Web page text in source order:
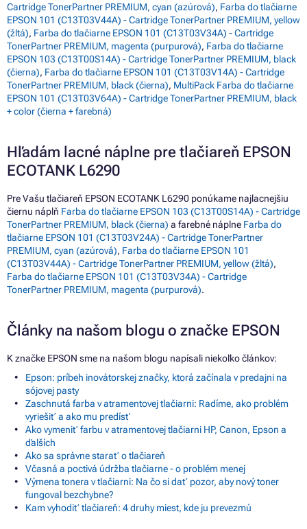
Cartridge TonerPartner PREMIUM, cyan (azúrová), Farba do tlačiarne
EPSON 101 (C13T03V44A) - Cartridge TonerPartner PREMIUM, yellow
(žltá), Farba do tlačiarne EPSON 101 (C13T03V34A) - Cartridge
TonerPartner PREMIUM, magenta (purpurová), Farba do tlačiarne
EPSON 103 (C13T00S14A) - Cartridge TonerPartner PREMIUM, black
(čierna), Farba do tlačiarne EPSON 101 (C13T03V14A) - Cartridge
TonerPartner PREMIUM, black (čierna), MultiPack Farba do tlačiarne
EPSON 101 (C13T03V64A) - Cartridge TonerPartner PREMIUM, black
+ color (čierna + farebná)
Hľadám lacné náplne pre tlačiareň EPSON
ECOTANK L6290
Pre Vašu tlačiareň EPSON ECOTANK L6290 ponúkame najlacnejšiu
čiernu náplň Farba do tlačiarne EPSON 103 (C13T00S14A) - Cartridge
TonerPartner PREMIUM, black (čierna) a farebné náplne Farba do
tlačiarne EPSON 101 (C13T03V24A) - Cartridge TonerPartner
PREMIUM, cyan (azúrová), Farba do tlačiarne EPSON 101
(C13T03V44A) - Cartridge TonerPartner PREMIUM, yellow (žltá),
Farba do tlačiarne EPSON 101 (C13T03V34A) - Cartridge
TonerPartner PREMIUM, magenta (purpurová).
Články na našom blogu o značke EPSON
K značke EPSON sme na našom blogu napísali niekoľko článkov:
Epson: príbeh inovátorskej značky, ktorá začínala v predajni na
sójovej pasty
Zaschnutá farba v atramentovej tlačiarni: Radíme, ako problém
vyriešiť a ako mu predísť
Ako vymeniť farbu v atramentovej tlačiarni HP, Canon, Epson a
ďalších
Ako sa správne starať o tlačiareň
Včasná a poctivá údržba tlačiarne - o problém menej
Výmena tonera v tlačiarni: Na čo si dať pozor, aby nový toner
fungoval bezchybne?
Kam vyhodiť tlačiareň: 4 druhy miest, kde ju prevezmú